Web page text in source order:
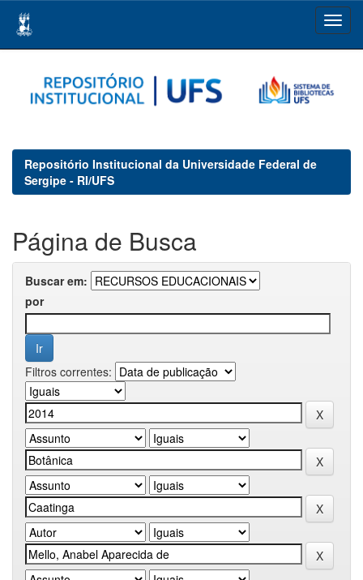
navigation
Repositório Institucional da Universidade Federal de
Sergipe - RI/UFS
Página de Busca
Buscar em:
por
Filtros correntes: